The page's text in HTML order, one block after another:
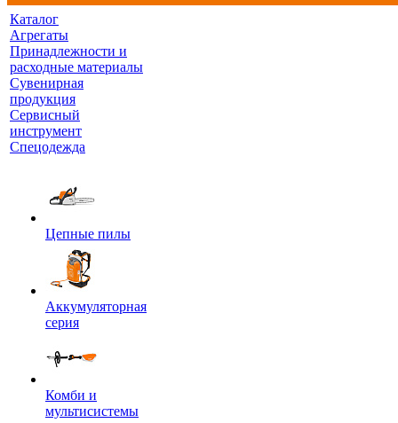
Каталог
Агрегаты
Принадлежности и
расходные материалы
Сувенирная
продукция
Сервисный
инструмент
Спецодежда
Цепные пилы
Аккумуляторная
серия
Комби и
мультисистемы